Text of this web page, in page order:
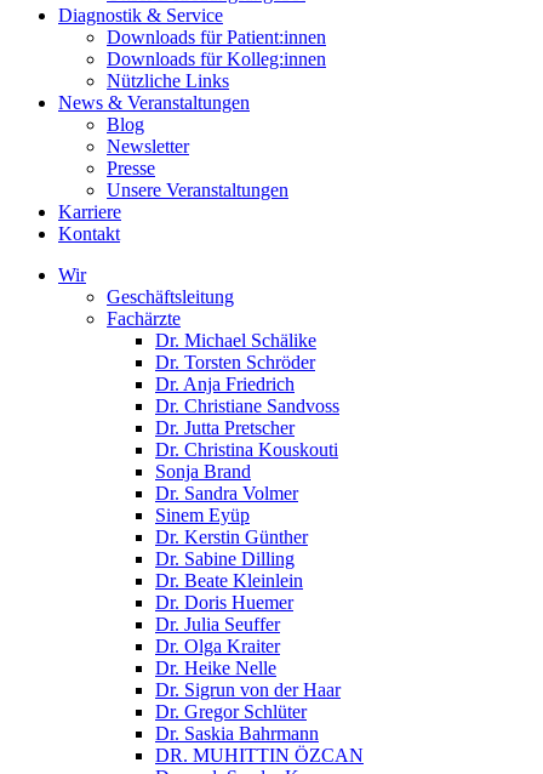
Diagnostik & Service
Downloads für Patient:innen
Downloads für Kolleg:innen
Nützliche Links
News & Veranstaltungen
Blog
Newsletter
Presse
Unsere Veranstaltungen
Karriere
Kontakt
Wir
Geschäftsleitung
Fachärzte
Dr. Michael Schälike
Dr. Torsten Schröder
Dr. Anja Friedrich
Dr. Christiane Sandvoss
Dr. Jutta Pretscher
Dr. Christina Kouskouti
Sonja Brand
Dr. Sandra Volmer
Sinem Eyüp
Dr. Kerstin Günther
Dr. Sabine Dilling
Dr. Beate Kleinlein
Dr. Doris Huemer
Dr. Julia Seuffer
Dr. Olga Kraiter
Dr. Heike Nelle
Dr. Sigrun von der Haar
Dr. Gregor Schlüter
Dr. Saskia Bahrmann
DR. MUHITTIN ÖZCAN